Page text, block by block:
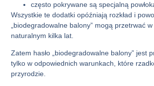
często pokrywane są specjalną
Wszystkie te dodatkiopóźniają rozkład i
„biodegradowalne balony” mogą przetrwać
naturalnym kilka lat.
Zatem hasło „biodegradowalne balony” jest
tylko w odpowiednich warunkach, które
przyrodzie.